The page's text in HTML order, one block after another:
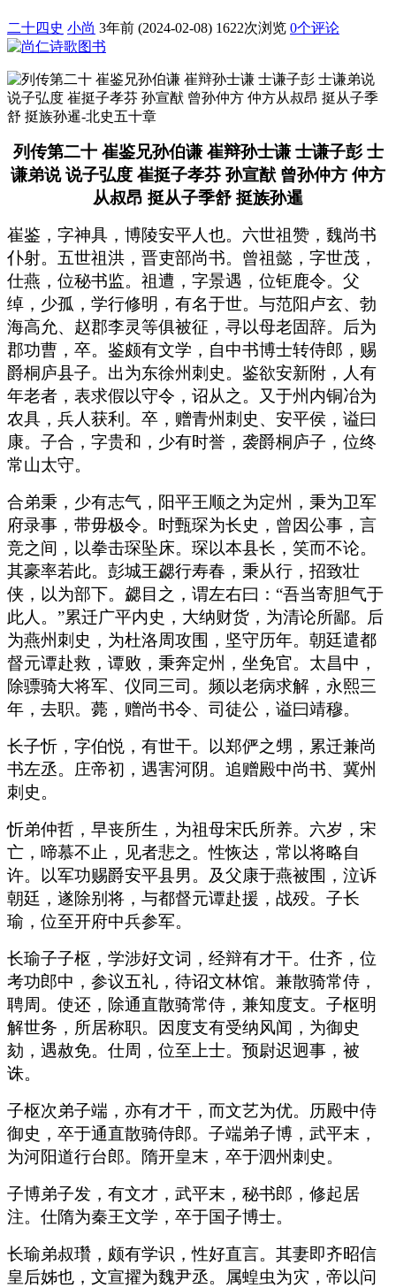
二十四史 小尚 3年前 (2024-02-08) 1622次浏览 0个评论
列传第二十 崔鉴兄孙伯谦 崔辩孙士谦 士谦子彭 士
谦弟说 说子弘度 崔挺子孝芬 孙宣猷 曾孙仲方 仲方
从叔昂 挺从子季舒 挺族孙暹
崔鉴，字神具，博陵安平人也。六世祖赞，魏尚书
仆射。五世祖洪，晋吏部尚书。曾祖懿，字世茂，
仕燕，位秘书监。祖遭，字景遇，位钜鹿令。父
绰，少孤，学行修明，有名于世。与范阳卢玄、勃
海高允、赵郡李灵等俱被征，寻以母老固辞。后为
郡功曹，卒。鉴颇有文学，自中书博士转侍郎，赐
爵桐庐县子。出为东徐州刺史。鉴欲安新附，人有
年老者，表求假以守令，诏从之。又于州内铜冶为
农具，兵人获利。卒，赠青州刺史、安平侯，谥曰
康。子合，字贵和，少有时誉，袭爵桐庐子，位终
常山太守。
合弟秉，少有志气，阳平王顺之为定州，秉为卫军
府录事，带毋极令。时甄琛为长史，曾因公事，言
竞之间，以拳击琛坠床。琛以本县长，笑而不论。
其豪率若此。彭城王勰行寿春，秉从行，招致壮
侠，以为部下。勰目之，谓左右曰：“吾当寄胆气于
此人。”累迁广平内史，大纳财货，为清论所鄙。后
为燕州刺史，为杜洛周攻围，坚守历年。朝廷遣都
督元谭赴救，谭败，秉奔定州，坐免官。太昌中，
除骠骑大将军、仪同三司。频以老病求解，永熙三
年，去职。薨，赠尚书令、司徒公，谥曰靖穆。
长子忻，字伯悦，有世干。以郑俨之甥，累迁兼尚
书左丞。庄帝初，遇害河阴。追赠殿中尚书、冀州
刺史。
忻弟仲哲，早丧所生，为祖母宋氏所养。六岁，宋
亡，啼慕不止，见者悲之。性恢达，常以将略自
许。以军功赐爵安平县男。及父康于燕被围，泣诉
朝廷，遂除别将，与都督元谭赴援，战殁。子长
瑜，位至开府中兵参军。
长瑜子子枢，学涉好文词，经辩有才干。仕齐，位
考功郎中，参议五礼，待诏文林馆。兼散骑常侍，
聘周。使还，除通直散骑常侍，兼知度支。子枢明
解世务，所居称职。因度支有受纳风闻，为御史
劾，遇赦免。仕周，位至上士。预尉迟迥事，被
诛。
子枢次弟子端，亦有才干，而文艺为优。历殿中侍
御史，卒于通直散骑侍郎。子端弟子博，武平末，
为河阳道行台郎。隋开皇末，卒于泗州刺史。
子博弟子发，有文才，武平末，秘书郎，修起居
注。仕隋为秦王文学，卒于国子博士。
长瑜弟叔瓚，颇有学识，性好直言。其妻即齐昭信
皇后姊也，文宣擢为魏尹丞。属蝗虫为灾，帝以问